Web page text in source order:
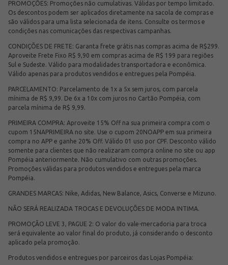
PROMOÇÕES: Promoções não cumulativas. Válidas por tempo limitado.
Os descontos podem ser aplicados diretamente na sacola de compras e
são válidos para uma lista selecionada de itens. Consulte os termos e
condições nas comunicações das respectivas campanhas.
CONDIÇÕES DE FRETE: Garanta frete grátis nas compras acima de R$299.
Aproveite Frete Fixo R$ 9,90 em compras acima de R$ 199 para regiões
Sul e Sudeste. Válido para modalidades transportadora e econômica.
Válido apenas para produtos vendidos e entregues pela Pompéia.
PARCELAMENTO: Parcelamento de 1x a 5x sem juros, com parcela
mínima de R$ 9,99. De 6x a 10x com juros no Cartão Pompéia, com
parcela mínima de R$ 9,99.
PRIMEIRA COMPRA: Aproveite 15% Off na sua primeira compra com o
cupom 15NAPRIMEIRA no site. Use o cupom 20NOAPP em sua primeira
compra no APP e ganhe 20% Off. Válido 01 uso por CPF. Desconto válido
somente para clientes que não realizaram compra online no site ou app
Pompéia anteriormente. Não cumulativo com outras promoções.
Promoções válidas para produtos vendidos e entregues pela marca
Pompéia.
GRANDES MARCAS: Nike, Adidas, New Balance, Asics, Converse e Mizuno.
NÃO SERÁ REALIZADA TROCAS E DEVOLUÇÕES DE MODA INTIMA.
PROMOÇÃO LEVE 3, PAGUE 2: O valor do vale-mercadoria para troca
será equivalente ao valor final do produto, já considerando o desconto
aplicado pela promoção.
Produtos vendidos e entregues por parceiros das Lojas Pompéia: